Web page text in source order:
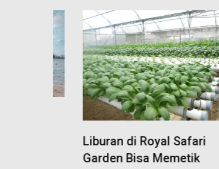
Liburan di Royal Safari
Garden Bisa Memetik